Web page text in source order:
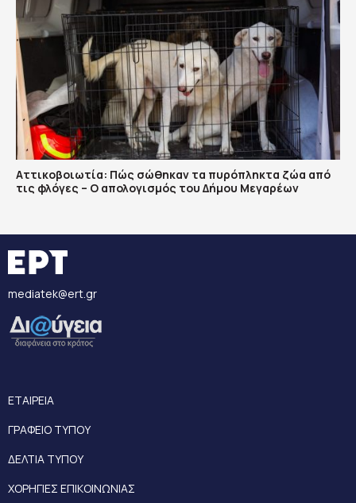
Αττικοβοιωτία: Πώς σώθηκαν τα πυρόπληκτα ζώα από
τις φλόγες – Ο απολογισμός του Δήμου Μεγαρέων
mediatek@ert.gr
ΕΤΑΙΡΕΙΑ
ΓΡΑΦΕΙΟ ΤΥΠΟΥ
ΔΕΛΤΙΑ ΤΥΠΟΥ
ΧΟΡΗΓΙΕΣ ΕΠΙΚΟΙΝΩΝΙΑΣ